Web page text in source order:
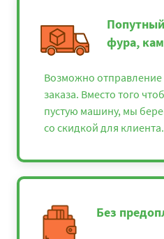
фура,
Возможно отправление
заказа. Вместо того
пустую машину, мы
со скидкой для клиента.
Без